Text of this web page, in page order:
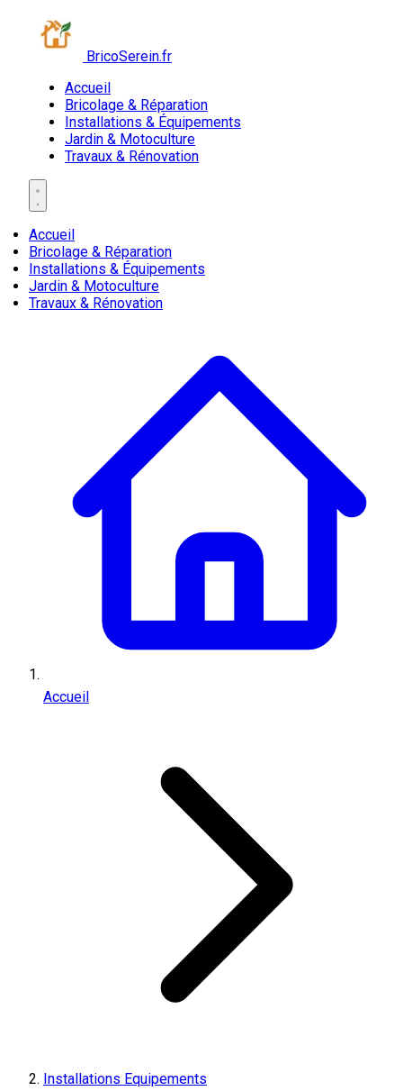
BricoSerein.fr
Accueil
Bricolage & Réparation
Installations & Équipements
Jardin & Motoculture
Travaux & Rénovation
Accueil
Bricolage & Réparation
Installations & Équipements
Jardin & Motoculture
Travaux & Rénovation
Accueil
Installations Equipements